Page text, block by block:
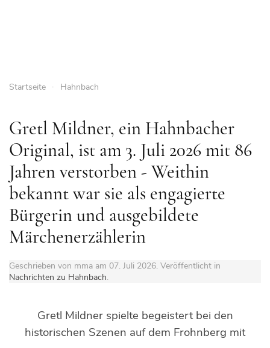
Startseite Hahnbach
Gretl Mildner, ein Hahnbacher
Original, ist am 3. Juli 2026 mit 86
Jahren verstorben - Weithin
bekannt war sie als engagierte
Bürgerin und ausgebildete
Märchenerzählerin
Geschrieben von mma am 07. Juli 2026. Veröffentlicht in
Nachrichten zu Hahnbach.
Gretl Mildner spielte begeistert bei den
historischen Szenen auf dem Frohnberg mit